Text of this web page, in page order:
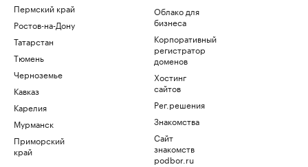
Пермский край
Ростов-на-Дону
Татарстан
Тюмень
Черноземье
Кавказ
Карелия
Мурманск
Приморский
край
Облако для
бизнеса
Корпоративный
регистратор
доменов
Хостинг
сайтов
Рег.решения
Знакомства
Сайт
знакомств
podbor.ru